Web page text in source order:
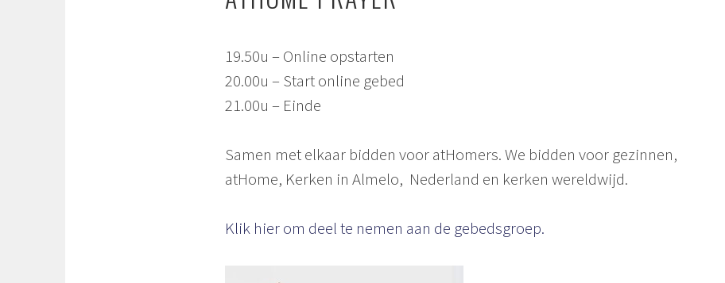
19.50u – Online opstarten
20.00u – Start online gebed
21.00u – Einde
Samen met elkaar bidden voor atHomers. We bidden voor gezinnen,
atHome, Kerken in Almelo, Nederland en kerken wereldwijd.
Klik hier om deel te nemen aan de gebedsgroep.